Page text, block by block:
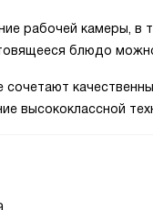
рабочей камеры, в
блюдо
высококлассной